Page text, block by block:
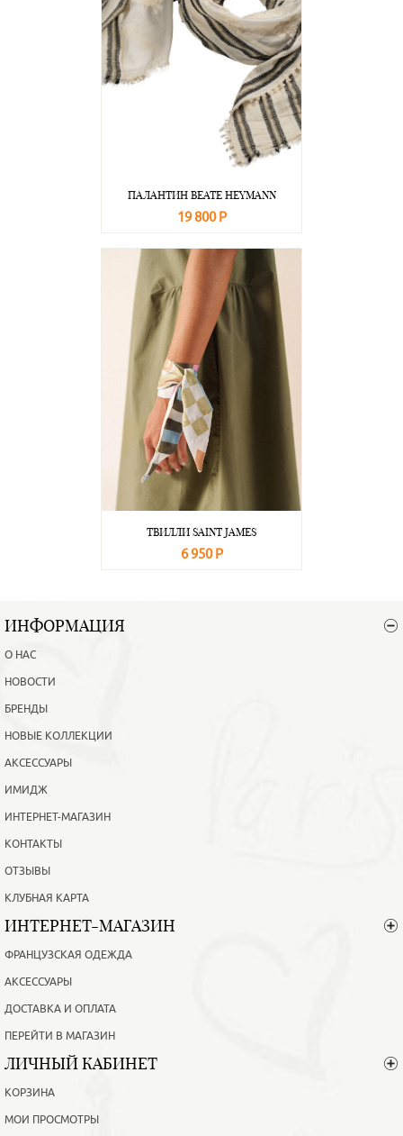
ПАЛАНТИН BEATE НEYMANN
19 800 Р
ТВИЛЛИ SAINT JAMES
6 950 Р
ИНФОРМАЦИЯ
О НАС
НОВОСТИ
БРЕНДЫ
НОВЫЕ КОЛЛЕКЦИИ
АКСЕССУАРЫ
ИМИДЖ
ИНТЕРНЕТ-МАГАЗИН
КОНТАКТЫ
ОТЗЫВЫ
КЛУБНАЯ КАРТА
ИНТЕРНЕТ-МАГАЗИН
ФРАНЦУЗСКАЯ ОДЕЖДА
АКСЕССУАРЫ
ДОСТАВКА И ОПЛАТА
ПЕРЕЙТИ В МАГАЗИН
ЛИЧНЫЙ КАБИНЕТ
КОРЗИНА
МОИ ПРОСМОТРЫ